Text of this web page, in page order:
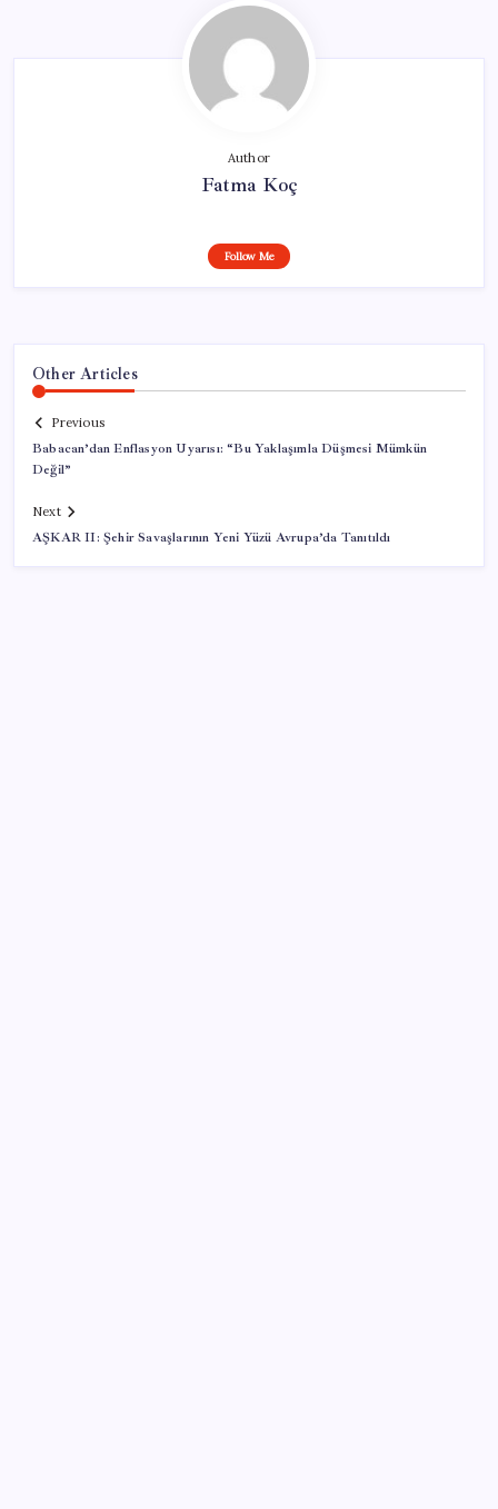
Author
Fatma Koç
Follow Me
Other Articles
Previous
Babacan’dan Enflasyon Uyarısı: “Bu Yaklaşımla Düşmesi Mümkün
Değil”
Next
AŞKAR II: Şehir Savaşlarının Yeni Yüzü Avrupa’da Tanıtıldı